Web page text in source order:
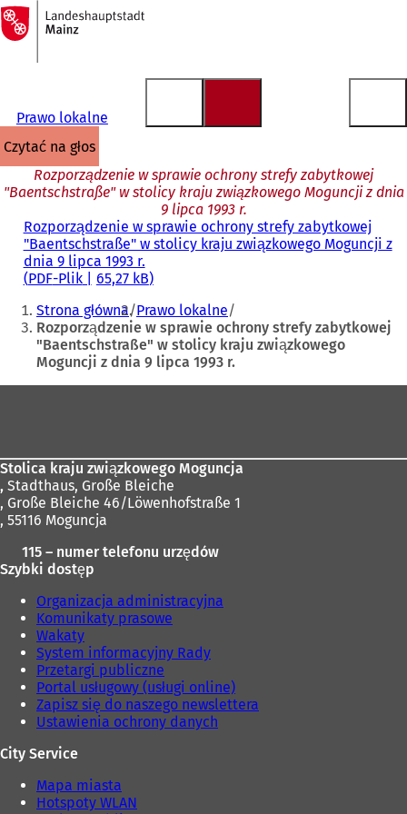
Przejdź do treści
Do
strony
głównej
Prawo lokalne
czytać na głos
Rozporządzenie w sprawie ochrony strefy zabytkowej
"Baentschstraße" w stolicy kraju związkowego Moguncji z dnia
9 lipca 1993 r.
Rozporządzenie w sprawie ochrony strefy zabytkowej
"Baentschstraße" w stolicy kraju związkowego Moguncji z
dnia 9 lipca 1993 r.
PDF-Plik 65,27 kB
Jesteś
tutaj:
Strona główna Prawo lokalne
Rozporządzenie w sprawie ochrony strefy zabytkowej
"Baentschstraße" w stolicy kraju związkowego
Moguncji z dnia 9 lipca 1993 r.
Stolica kraju związkowego Moguncja
, Stadthaus, Große Bleiche
, Große Bleiche 46/Löwenhofstraße 1
, 55116 Moguncja
115 – numer telefonu urzędów
Szybki dostęp
Organizacja administracyjna
Komunikaty prasowe
Wakaty
System informacyjny Rady
Przetargi publiczne
Portal usługowy (usługi online)
Zapisz się do naszego newslettera
Ustawienia ochrony danych
City Service
Mapa miasta
Hotspoty WLAN